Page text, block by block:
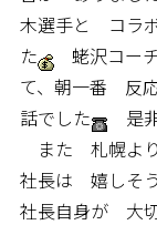
木選手と コラ
た
蛯沢コー
て、朝一番 反
話でした
是
また 札幌よ
社長は 嬉しそ
社長自身が 大